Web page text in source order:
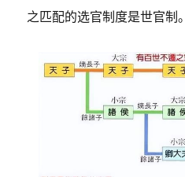
之匹配的选官制度是世官制。